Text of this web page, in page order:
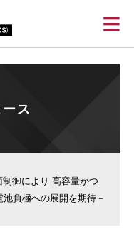
≡
ス
御により 高容量かつ
負極への展開を期待－